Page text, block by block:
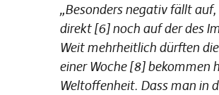
„Besonders negativ fällt
direkt [6] noch auf der des
Weit mehrheitlich dürften
einer Woche [8] bekommen
Weltoffenheit. Dass man in